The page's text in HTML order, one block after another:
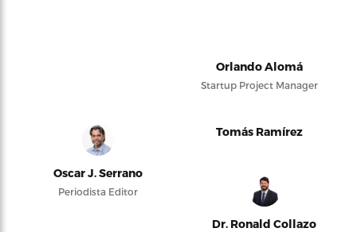
Orlando Alomá
Startup Project Manager
Oscar J. Serrano
Periodista Editor
Tomás Ramírez
Dr. Ronald Collazo